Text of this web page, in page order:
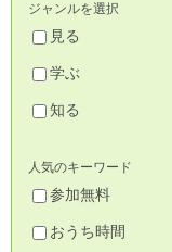
ジャンルを選択
見る
学ぶ
知る
人気のキーワード
参加無料
おうち時間